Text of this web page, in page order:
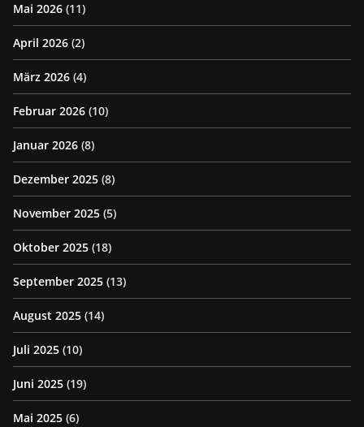
Mai 2026 (11)
April 2026 (2)
März 2026 (4)
Februar 2026 (10)
Januar 2026 (8)
Dezember 2025 (8)
November 2025 (5)
Oktober 2025 (18)
September 2025 (13)
August 2025 (14)
Juli 2025 (10)
Juni 2025 (19)
Mai 2025 (6)